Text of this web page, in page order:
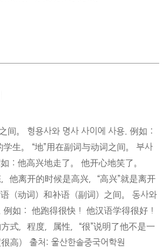
间。 형용사와 명사 사이에 사용. 例如：
生。 “地”用在副词与动词之间。 부사
：他高兴地走了。 他开心地笑了。
他离开的时候是高兴，“高兴”就是离开
（动词）和补语（副词）之间。 동사와
例如： 他跑得很快！ 他汉语学得很好！
式，程度，属性，“很”说明了他不是一
高） 출처: 울산한솔중국어학원